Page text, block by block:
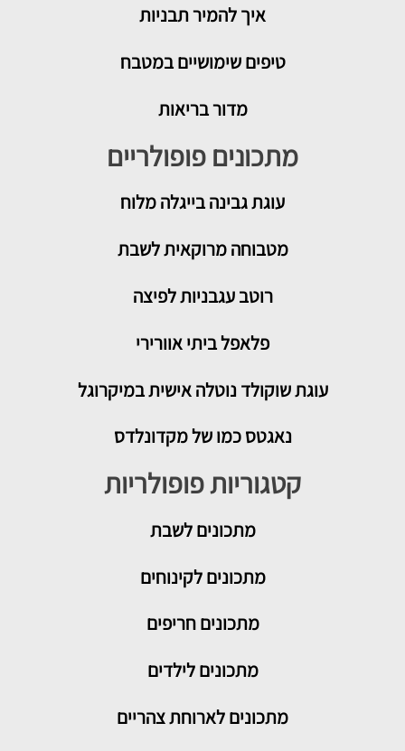
איך להמיר תבניות
טיפים שימושיים במטבח
מדור בריאות
מתכונים פופולריים
עוגת גבינה בייגלה מלוח
מטבוחה מרוקאית לשבת
רוטב עגבניות לפיצה
פלאפל ביתי אוורירי
עוגת שוקולד נוטלה אישית במיקרוגל
נאגטס כמו של מקדונלדס
קטגוריות פופולריות
מתכוניםלשבת
מתכונים לקינוחים
מתכונים חריפים
מתכונים לילדים
מתכונים לארוחת צהריים